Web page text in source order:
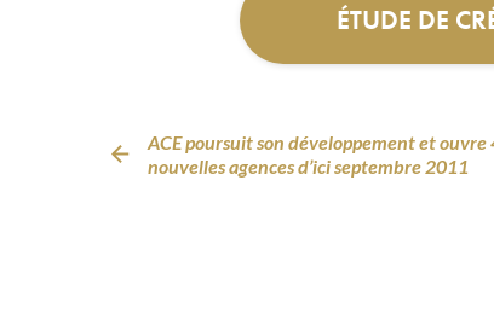
ÉTUDE DE
ACE poursuit son développement et ouvre
nouvelles agences d’ici septembre 2011